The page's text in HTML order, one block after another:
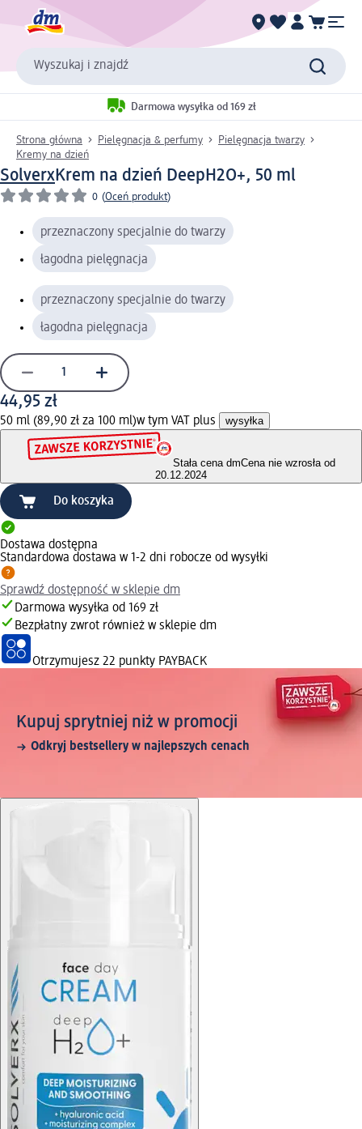
Wyszukaj i znajdź
Darmowa wysyłka od 169 zł
Strona główna Pielęgnacja & perfumy
Pielęgnacja twarzy
Kremy na dzień
SolverxKrem na dzień DeepH2O+, 50 ml
0 (Oceń produkt)
przeznaczony specjalnie do twarzy
łagodna pielęgnacja
przeznaczony specjalnie do twarzy
łagodna pielęgnacja
44,95 zł
50 ml (89,90 zł za 100 ml)w tym VAT plus wysyłka
Stała cena dmCena nie wzrosła od
20.12.2024
Do koszyka
Dostawa dostępna
Standardowa dostawa w 1-2 dni robocze od wysyłki
Sprawdź dostępność w sklepie dm
Darmowa wysyłka od 169 zł
Bezpłatny zwrot również w sklepie dm
Otrzymujesz 22 punkty PAYBACK
Kupuj sprytniej niż w promocji
Odkryj bestsellery w najlepszych cenach